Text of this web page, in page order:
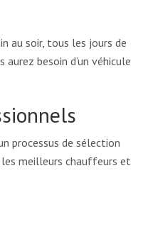
au soir, tous les jours de
besoin d’un véhicule
processus de sélection
les meilleurs chauffeurs et